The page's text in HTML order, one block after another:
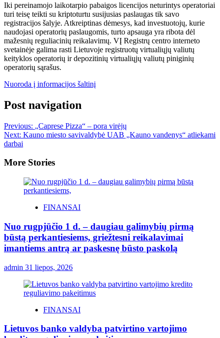
Iki pereinamojo laikotarpio pabaigos licencijos neturintys operatoriai
turi teisę teikti su kriptoturtu susijusias paslaugas tik savo
registracijos šalyje. Atkreiptinas dėmesys, kad investuotojų, kurie
naudojasi operatorių paslaugomis, turto apsauga yra ribota dėl
mažesnių reguliacinių reikalavimų. VĮ Registrų centro interneto
svetainėje galima rasti Lietuvoje registruotų virtualiųjų valiutų
keityklos operatorių ir depozitinių virtualiųjų valiutų piniginių
operatorių sąrašus.
Nuoroda į informacijos šaltinį
Post navigation
Previous: „Caprese Pizza“ – pora virėjų
Next: Kauno miesto savivaldybė UAB „Kauno vandenys“ atliekami
darbai
More Stories
FINANSAI
Nuo rugpjūčio 1 d. – daugiau galimybių pirmą
būstą perkantiesiems, griežtesni reikalavimai
imantiems antrą ar paskesnę būsto paskolą
admin 31 liepos, 2026
FINANSAI
Lietuvos banko valdyba patvirtino vartojimo